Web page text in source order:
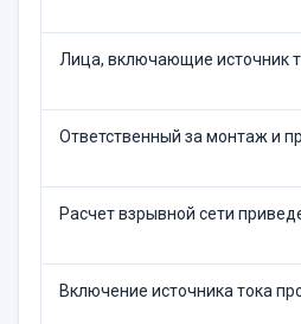
Лица, включающие источник
Ответственный за монтаж и
Расчет взрывной сети
Включение источника тока